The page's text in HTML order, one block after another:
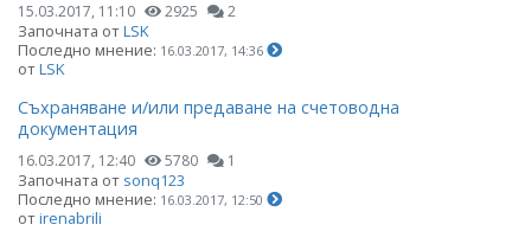
15.03.2017, 11:10 2925 2
Започната отLSK
Последно мнение: 16.03.2017, 14:36
отLSK
Съхраняване и/или предаване на счетоводна
документация
16.03.2017, 12:40 5780 1
Започната от sonq123
Последно мнение: 16.03.2017, 12:50
отirenabrili